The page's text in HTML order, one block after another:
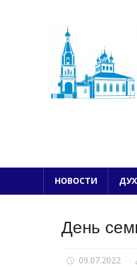
НОВОСТИ
День
09.07.2022